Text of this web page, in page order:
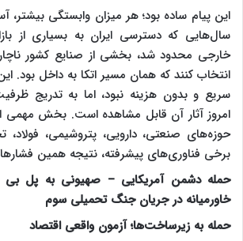
این پیام ساده بود؛ هر میزان وابستگی بیشتر،
سال‌هایی که دسترسی ایران به بسیاری از
خارجی محدود شد، بخشی از صنایع کشور
انتخاب کنند که همان مسیر اتکا به داخل بود.
سریع و بدون هزینه نبود، اما به تدریج
امروز آثار آن قابل مشاهده است. بخش مهمی
حوزه‌های صنعتی، دارویی، پتروشیمی،
برخی فناوری‌های پیشرفته، نتیجه همین
خاورمیانه در جریان جنگ تحمیلی سوم
حمله به زیرساخت‌ها؛ آزمون واقعی اقتصاد